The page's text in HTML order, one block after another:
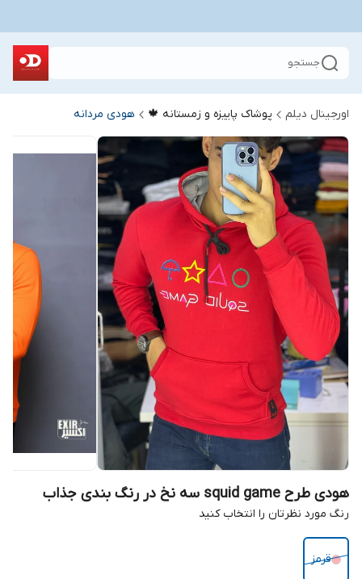
جستجو
اورجینال دیلم پوشاک پاییزه و زمستانه 🍁 هودی مردانه
هودی طرح squid game سه نخ در رنگ بندی جذاب
رنگ مورد نظرتان را انتخاب کنید
قرمز